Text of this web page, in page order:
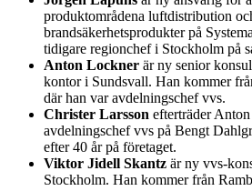
produktområdena luftdistribution
brandsäkerhetsprodukter på
tidigare regionchef i Stockholm på
Anton Lockner är ny senior
kontor i Sundsvall. Han kommer
där han var avdelningschef vvs.
Christer Larsson efterträder
avdelningschef vvs på Bengt
efter 40 år på företaget.
Viktor Jidell Skantz är ny vvs-
Stockholm. Han kommer från